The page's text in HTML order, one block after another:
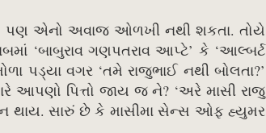
પણ એનો અવાજ ઓળખી નથી શકતા. તોયે
‘બાબુરાવ ગણપતરાવ આપ્ટે’ કે ‘આલ્બર્ટ
પડ્યા વગર ‘તમે રાજુભાઈ નથી બોલતા?’
આપણો પિત્તો જાય જ ને? ‘અરે માસી રાજુ
થાય. સારું છે કે માસીમા સેન્સ ઓફ હ્યુમર